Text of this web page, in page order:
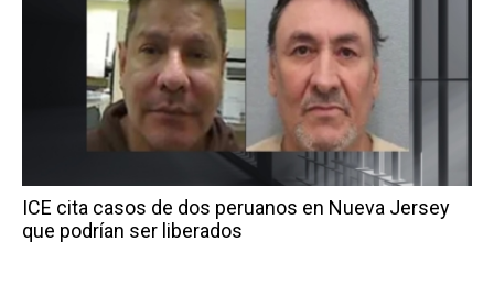
ICE cita casos de dos peruanos en Nueva Jersey
que podrían ser liberados